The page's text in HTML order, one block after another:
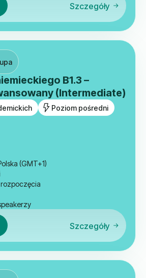
Szczegóły
B1.3 –
(Intermediate)
Poziom pośredni
(GMT+1)
Szczegóły